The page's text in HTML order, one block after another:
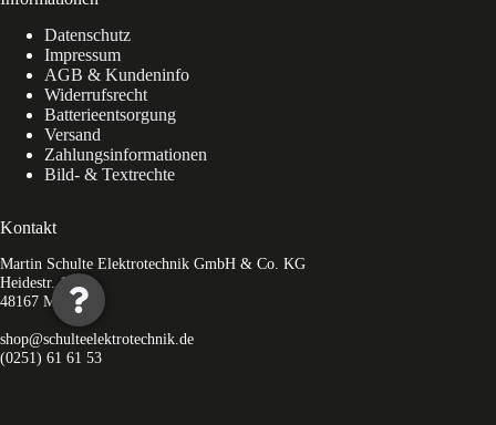
Datenschutz
Impressum
AGB & Kundeninfo
Widerrufsrecht
Batterieentsorgung
Versand
Zahlungsinformationen
Bild- & Textrechte
Kontakt
Martin Schulte Elektrotechnik GmbH & Co. KG
Heidestr. 11c
48167 Münster
shop@schulteelektrotechnik.de
(0251) 61 61 53